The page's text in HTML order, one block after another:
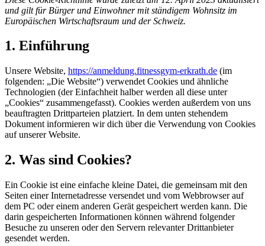
und gilt für Bürger und Einwohner mit ständigem Wohnsitz im
Europäischen Wirtschaftsraum und der Schweiz.
1. Einführung
Unsere Website, https://anmeldung.fitnessgym-erkrath.de (im
folgenden: „Die Website“) verwendet Cookies und ähnliche
Technologien (der Einfachheit halber werden all diese unter
„Cookies“ zusammengefasst). Cookies werden außerdem von uns
beauftragten Drittparteien platziert. In dem unten stehendem
Dokument informieren wir dich über die Verwendung von Cookies
auf unserer Website.
2. Was sind Cookies?
Ein Cookie ist eine einfache kleine Datei, die gemeinsam mit den
Seiten einer Internetadresse versendet und vom Webbrowser auf
dem PC oder einem anderen Gerät gespeichert werden kann. Die
darin gespeicherten Informationen können während folgender
Besuche zu unseren oder den Servern relevanter Drittanbieter
gesendet werden.